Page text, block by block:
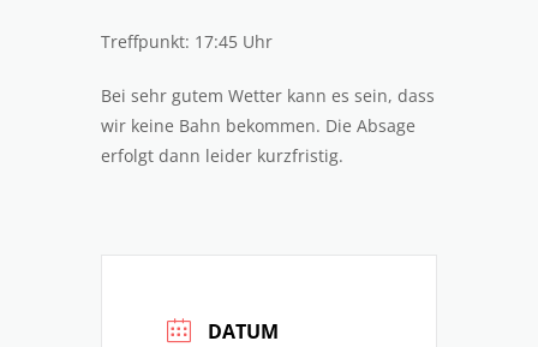
Treffpunkt: 17:45 Uhr
Bei sehr gutem Wetter kann es sein, dass
wir keine Bahn bekommen. Die Absage
erfolgt dann leider kurzfristig.
DATUM